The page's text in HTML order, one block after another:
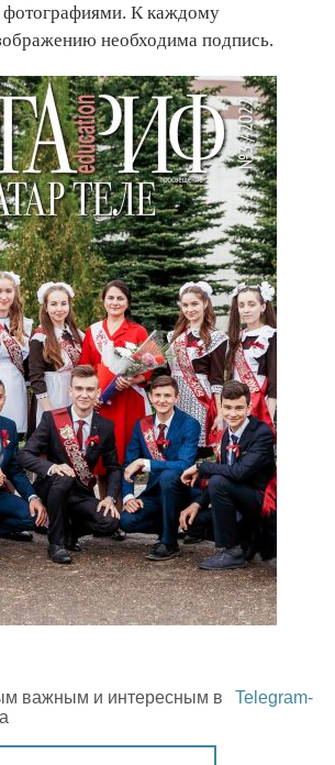
фотографиями. К каждому
необходима подпись.
важным и интересным в
Telegram-